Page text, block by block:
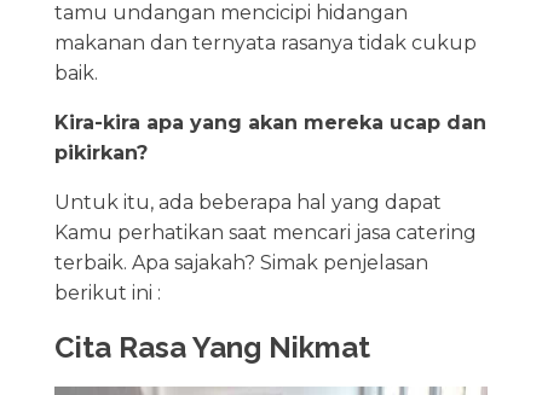
tamu undangan mencicipi hidangan
makanan dan ternyata rasanya tidak cukup
baik.
Kira-kira apa yang akan mereka ucap dan
pikirkan?
Untuk itu, ada beberapa hal yang dapat
Kamu perhatikan saat mencari jasa catering
terbaik. Apa sajakah? Simak penjelasan
berikut ini :
Cita Rasa Yang Nikmat